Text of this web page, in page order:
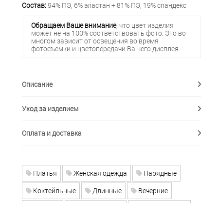
Состав:94% ПЭ, 6% эластан + 81% ПЭ, 19% спандекс
Обращаем Ваше внимание, что цвет изделия
может не на 100% соответствовать фото. Это во
многом зависит от освещения во время
фотосъемки и цветопередачи Вашего дисплея.
Описание
Уход за изделием
Оплата и доставка
Платья Женская одежда
Нарядные
Коктейльные
Длинные
Вечерние